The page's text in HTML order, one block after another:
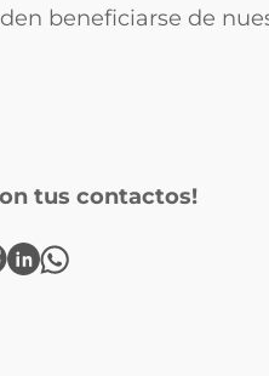
beneficiarse de
tus contactos!